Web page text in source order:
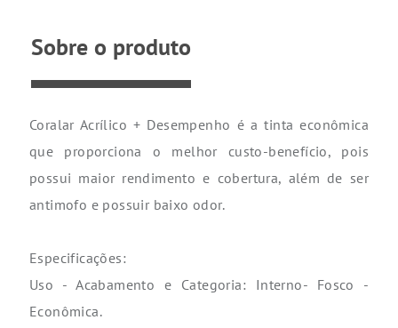
Sobre o produto
Coralar Acrílico + Desempenho é a tinta econômica
que proporciona o melhor custo-benefício, pois
possui maior rendimento e cobertura, além de ser
antimofo e possuir baixo odor.
Especificações:
Uso - Acabamento e Categoria: Interno- Fosco -
Econômica.